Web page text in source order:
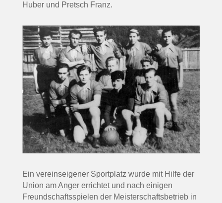
Huber und Pretsch Franz.
Ein vereinseigener Sportplatz wurde mit Hilfe der
Union am Anger errichtet und nach einigen
Freundschaftsspielen der Meisterschaftsbetrieb in